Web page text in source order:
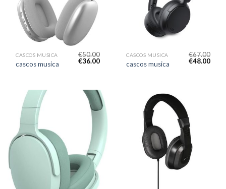
CASCOS MUSICA
cascos musica
€50.00
€36.00
CASCOS MUSICA
cascos musica
€67.00
€48.00